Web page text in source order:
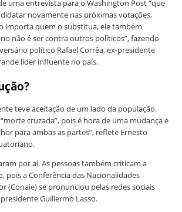
uma entrevista para o Washington Post “que
novamente nas próximas votações,
importa quem o substitua, ele também
não é ser contra outros políticos”, fazendo
político Rafael Corrêa, ex-presidente
líder influente no país.
teve aceitação de um lado da população.
cruzada”, pois é hora de uma mudança e
para ambas as partes”, reflete Ernesto
por aí. As pessoas também criticam a
pois a Conferência das Nacionalidades
(Conaie) se pronunciou pelas redes sociais
Guillermo Lasso.